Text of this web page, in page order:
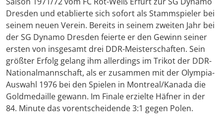
Dresden und etablierte sich sofort als Stammspieler bei
seinem neuen Verein. Bereits in seinem zweiten Jahr bei
der SG Dynamo Dresden feierte er den Gewinn seiner
ersten von insgesamt drei DDR-Meisterschaften. Sein
größter Erfolg gelang ihm allerdings im Trikot der DDR-
Nationalmannschaft, als er zusammen mit der Olympia-
Auswahl 1976 bei den Spielen in Montreal/Kanada die
Goldmedaille gewann. Im Finale erzielte Häfner in der
84. Minute das vorentscheidende 3:1 gegen Polen.